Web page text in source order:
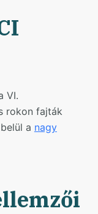
VI.
rokon fajták
a nagy